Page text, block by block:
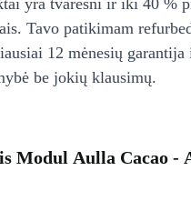
yra tvaresni ir iki 40 %
Tavo patikimam
12 mėnesių
be jokių klausimų.
Modul Aulla Cacao -